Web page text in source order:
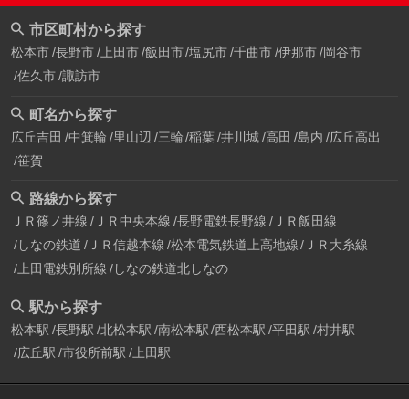
市区町村から探す
松本市 長野市 上田市 飯田市 塩尻市 千曲市 伊那市 岡谷市
佐久市 諏訪市
町名から探す
広丘吉田 中箕輪 里山辺 三輪 稲葉 井川城 高田 島内 広丘高出
笹賀
路線から探す
ＪＲ篠ノ井線 ＪＲ中央本線 長野電鉄長野線 ＪＲ飯田線
しなの鉄道 ＪＲ信越本線 松本電気鉄道上高地線
ＪＲ大糸線
上田電鉄別所線 しなの鉄道北しなの
駅から探す
松本駅 長野駅 北松本駅 南松本駅 西松本駅 平田駅 村井駅
広丘駅 市役所前駅 上田駅